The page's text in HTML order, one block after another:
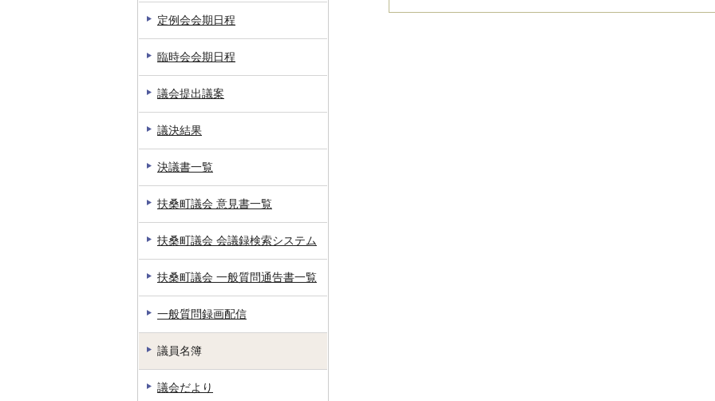
定例会会期日程
臨時会会期日程
議会提出議案
議決結果
決議書一覧
扶桑町議会 意見書一覧
扶桑町議会 会議録検索システム
扶桑町議会 一般質問通告書一覧
一般質問録画配信
議員名簿
議会だより